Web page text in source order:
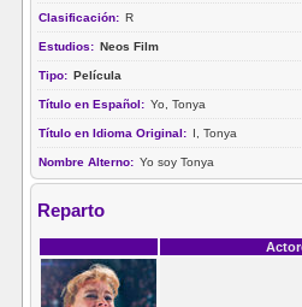
Clasificación: R
Estudios: Neos Film
Tipo: Película
Título en Español: Yo, Tonya
Título en Idioma Original: I, Tonya
Nombre Alterno: Yo soy Tonya
Reparto